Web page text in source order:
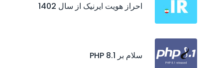
احراز هويت ايرنيک از سال 1402
سلام بر PHP 8.1